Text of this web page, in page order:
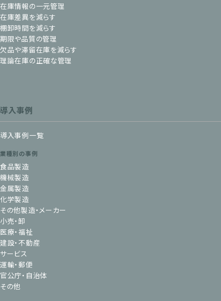
在庫情報の一元管理
在庫差異を減らす
棚卸時間を減らす
期限や品質の管理
欠品や滞留在庫を減らす
理論在庫の正確な管理
導入事例
導入事例一覧
業種別の事例
食品製造
機械製造
金属製造
化学製造
その他製造・メーカー
小売・卸
医療・福祉
建設・不動産
サービス
運輸・郵便
官公庁・自治体
その他